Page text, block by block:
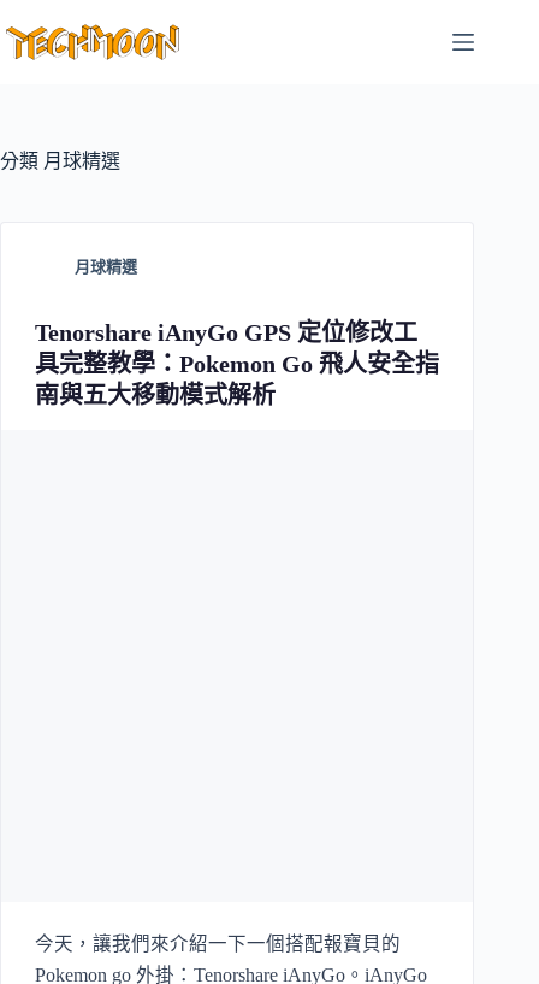
至
容
分類 月球精選
月球精選
Tenorshare iAnyGo GPS 定位修改工
具完整教學：Pokemon Go 飛人安全指
南與五大移動模式解析
今天，讓我們來介紹一下一個搭配報寶貝的
Pokemon go 外掛：Tenorshare iAnyGo。iAnyGo